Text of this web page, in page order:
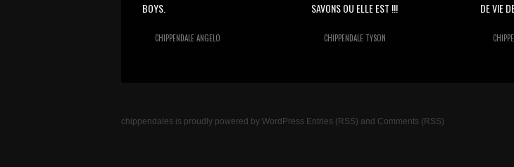
BOYS.
CHIPPENDALE ANGELO
SAVONS OU ELLE EST !!!
CHIPPENDALE TYSON
DE VIE
chippendales is proudly powered by WordPress Entries (RSS) and Comments (RSS)